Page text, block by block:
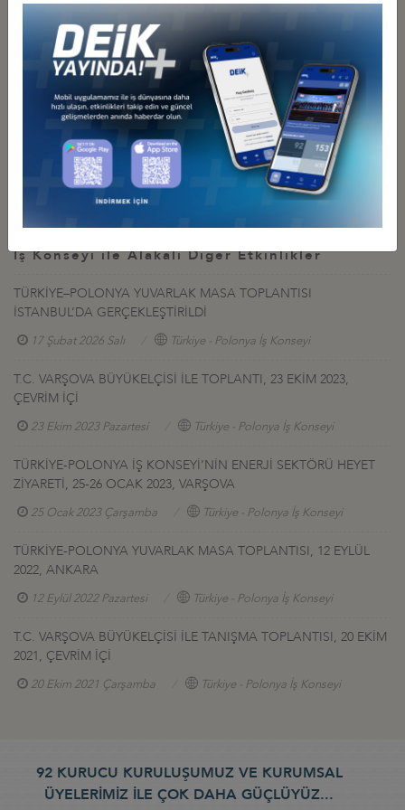
aracılığıyla DEİK’e (Dilek Tuna;dtuna@deik.org.tr, Tel: 0212 339
5036 Faks: 0212 339 5065)
4 Mart 2014 Salı günü mesai bitimine
iletilmesi rica olunur.
İlgili Dosyalar
Katilim formu & taslak program
Polonya heyet listesi
İş Konseyi ile Alakalı Diğer Etkinlikler
TÜRKİYE–POLONYA YUVARLAK MASA TOPLANTISI
İSTANBUL’DA GERÇEKLEŞTİRİLDİ
17 Şubat 2026 Salı Türkiye - Polonya İş Konseyi
T.C. VARŞOVA BÜYÜKELÇİSİ İLE TOPLANTI, 23 EKİM 2023,
ÇEVRİM İÇİ
23 Ekim 2023 Pazartesi Türkiye - Polonya İş Konseyi
TÜRKİYE-POLONYA İŞ KONSEYİ’NİN ENERJİ SEKTÖRÜ HEYET
ZİYARETİ, 25-26 OCAK 2023, VARŞOVA
25 Ocak 2023 Çarşamba Türkiye - Polonya İş Konseyi
TÜRKİYE-POLONYA YUVARLAK MASA TOPLANTISI, 12 EYLÜL
2022, ANKARA
12 Eylül 2022 Pazartesi Türkiye - Polonya İş Konseyi
T.C. VARŞOVA BÜYÜKELÇİSİ İLE TANIŞMA TOPLANTISI, 20 EKİM
2021, ÇEVRİM İÇİ
20 Ekim 2021 Çarşamba Türkiye - Polonya İş Konseyi
92 KURUCU KURULUŞUMUZ VE KURUMSAL
ÜYELERİMİZ İLE ÇOK DAHA GÜÇLÜYÜZ...